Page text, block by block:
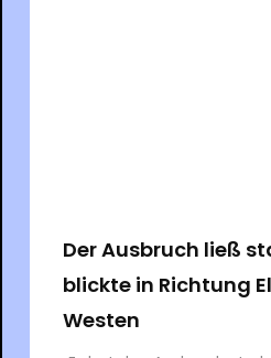
Der Ausbruch ließ
blickte in Richtung
Westen